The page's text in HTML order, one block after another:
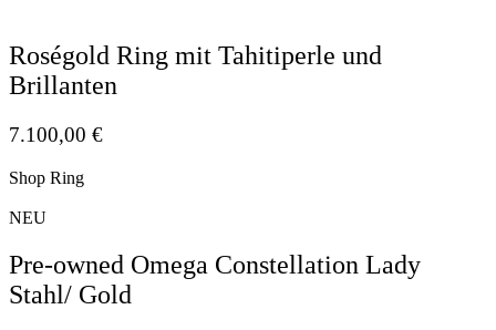
Roségold Ring mit Tahitiperle und
Brillanten
7.100,00 €
Shop Ring
NEU
Pre-owned Omega Constellation Lady
Stahl/ Gold